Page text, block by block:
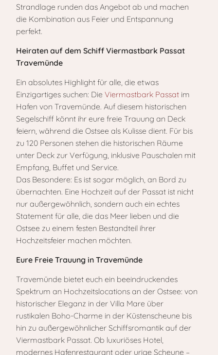
Strandlage runden das Angebot ab und machen
die Kombination aus Feier und Entspannung
perfekt.
Heiraten auf dem Schiff Viermastbark Passat
Travemünde
Ein absolutes Highlight für alle, die etwas
Einzigartiges suchen: Die Viermastbark Passat im
Hafen von Travemünde. Auf diesem historischen
Segelschiff könnt ihr eure freie Trauung an Deck
feiern, während die Ostsee als Kulisse dient. Für bis
zu 120 Personen stehen die historischen Räume
unter Deck zur Verfügung, inklusive Pauschalen mit
Empfang, Buffet und Service.
Das Besondere: Es ist sogar möglich, an Bord zu
übernachten. Eine Hochzeit auf der Passat ist nicht
nur außergewöhnlich, sondern auch ein echtes
Statement für alle, die das Meer lieben und die
Ostsee zu einem festen Bestandteil ihrer
Hochzeitsfeier machen möchten.
Eure Freie Trauung in Travemünde
Travemünde bietet euch ein beeindruckendes
Spektrum an Hochzeitslocations an der Ostsee: von
historischer Eleganz in der Villa Mare über
rustikalen Boho-Charme in der Küstenscheune bis
hin zu außergewöhnlicher Schiffsromantik auf der
Viermastbark Passat. Ob luxuriöses Hotel,
modernes Hafenrestaurant oder urige Scheune –